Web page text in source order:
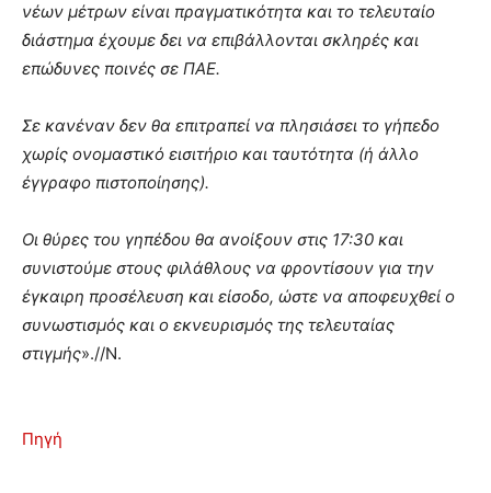
νέων μέτρων είναι πραγματικότητα και το τελευταίο
διάστημα έχουμε δει να επιβάλλονται σκληρές και
επώδυνες ποινές σε ΠΑΕ.
Σε κανέναν δεν θα επιτραπεί να πλησιάσει το γήπεδο
χωρίς ονομαστικό εισιτήριο και ταυτότητα (ή άλλο
έγγραφο πιστοποίησης).
Οι θύρες του γηπέδου θα ανοίξουν στις 17:30 και
συνιστούμε στους φιλάθλους να φροντίσουν για την
έγκαιρη προσέλευση και είσοδο, ώστε να αποφευχθεί ο
συνωστισμός και ο εκνευρισμός της τελευταίας
στιγμής».//Ν.
Πηγή